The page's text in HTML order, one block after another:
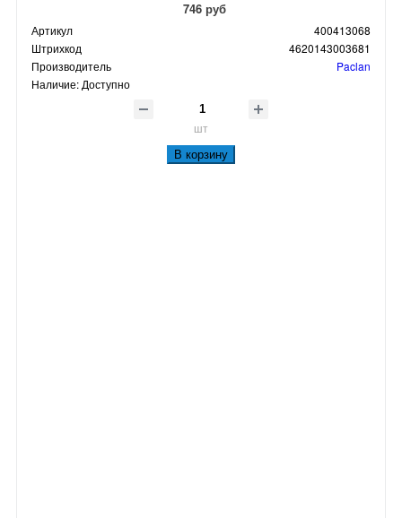
746 руб
Артикул
400413068
Штрихкод
4620143003681
Производитель
Paclan
Наличие: Доступно
шт
В корзину